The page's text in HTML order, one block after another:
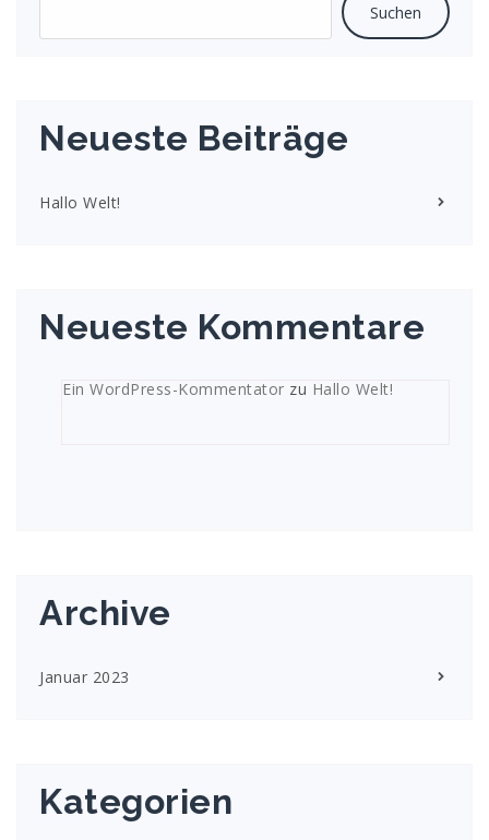
Suchen
Neueste Beiträge
Hallo Welt!
Neueste Kommentare
Ein WordPress-Kommentator zu Hallo Welt!
Archive
Januar 2023
Kategorien